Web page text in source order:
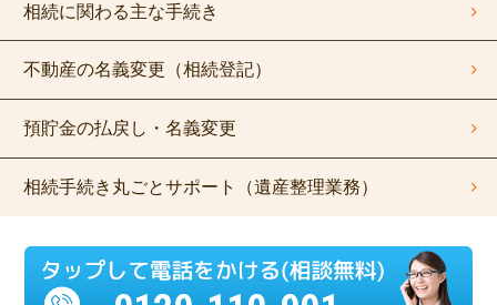
相続に関わる主な手続き
不動産の名義変更（相続登記）
預貯金の払戻し・名義変更
相続手続き丸ごとサポート（遺産整理業務）